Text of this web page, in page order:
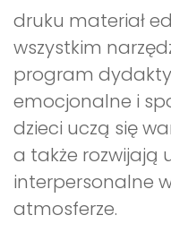
druku materiał
wszystkim
program
emocjonalne i
dzieci uczą się
a także rozwijają
interpersonalne
atmosferze.